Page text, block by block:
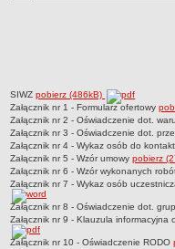
mgr
SIWZpobierz (486kB)
Załącznik nr 1 - Formularz ofertowy
Załącznik nr 2 - Oświadczenie dot.
Załącznik nr 3 - Oświadczenie dot.
Załącznik nr 4 - Wykaz osób do
Załącznik nr 5 - Wzór umowypobierz
Załącznik nr 6 - Wzór wykonanych
Załącznik nr 7 - Wykaz osób
Załącznik nr 8 - Oświadczenie dot.
Załącznik nr 9 - Klauzula
Załącznik nr 10 - Oświadczenie RODO